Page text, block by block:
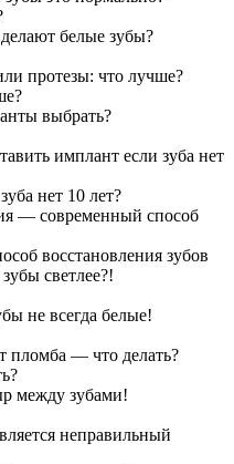
нет 10 лет?
восстановления зубов